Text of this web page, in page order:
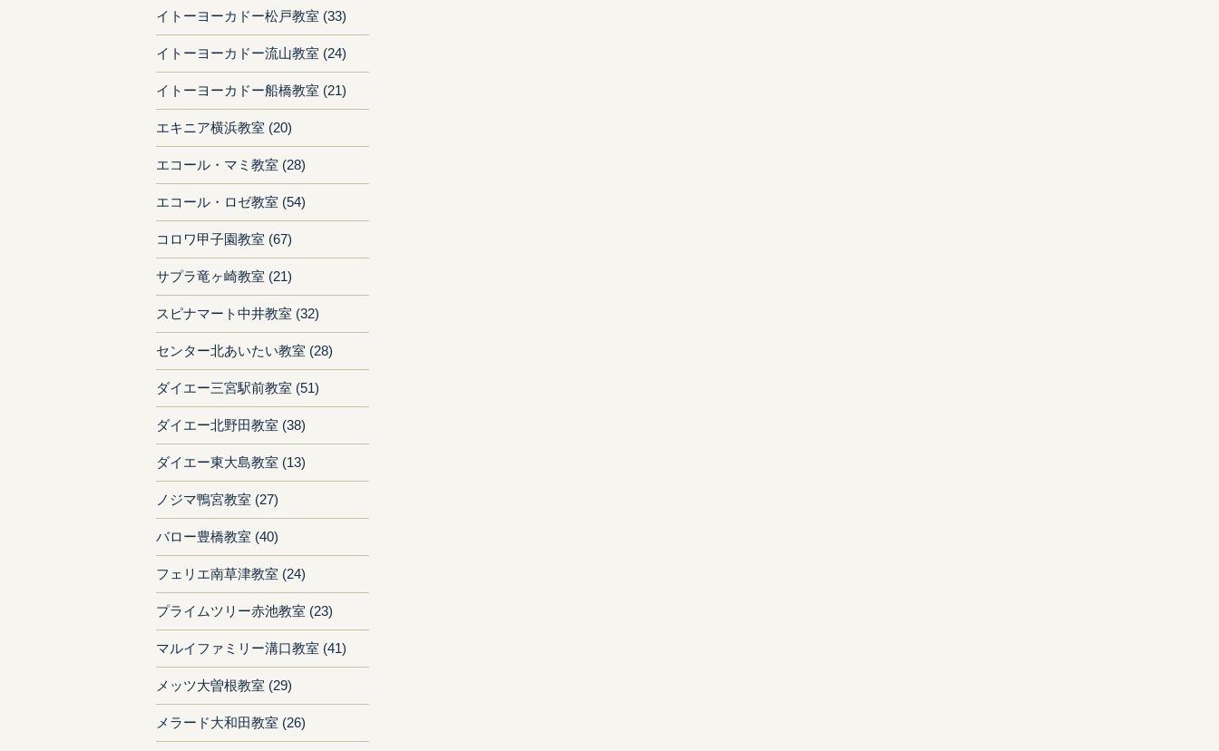
イトーヨーカドー松戸教室 (33)
イトーヨーカドー流山教室 (24)
イトーヨーカドー船橋教室 (21)
エキニア横浜教室 (20)
エコール・マミ教室 (28)
エコール・ロゼ教室 (54)
コロワ甲子園教室 (67)
サプラ竜ヶ崎教室 (21)
スピナマート中井教室 (32)
センター北あいたい教室 (28)
ダイエー三宮駅前教室 (51)
ダイエー北野田教室 (38)
ダイエー東大島教室 (13)
ノジマ鴨宮教室 (27)
バロー豊橋教室 (40)
フェリエ南草津教室 (24)
プライムツリー赤池教室 (23)
マルイファミリー溝口教室 (41)
メッツ大曽根教室 (29)
メラード大和田教室 (26)